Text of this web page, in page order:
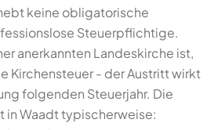
keine obligatorische
Steuerpflichtige.
anerkannten Landeskirche ist,
Kirchensteuer - der Austritt wirkt
folgenden Steuerjahr. Die
Waadt typischerweise: